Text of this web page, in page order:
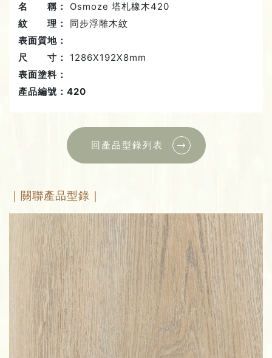
名 稱：
Osmoze 塔札橡木420
紋 理：
同步浮雕木紋
表面質地：
尺 寸：
1286X192X8mm
表面塗料：
產品編號：420
回產品型錄列表
｜關聯產品型錄｜